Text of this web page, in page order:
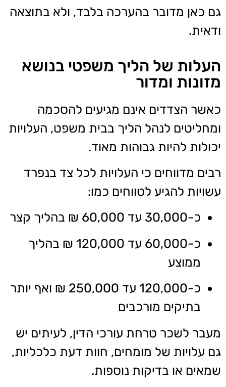
גם כאן מדובר בהערכה בלבד, ולא בתוצאה
ודאית.
העלות של הליך משפטי בנושא
מזונות ומדור
כאשר הצדדים אינם מגיעים להסכמה
ומחליטים לנהל הליך בבית משפט, העלויות
יכולות להיות גבוהות מאוד.
רבים מדווחים כי העלויות לכל צד בנפרד
עשויות להגיע לטווחים כמו:
כ-30,000 עד 60,000 ₪ בהליך קצר
כ-60,000 עד 120,000 ₪ בהליך
ממוצע
כ-120,000 עד 250,000 ₪ ואף יותר
בתיקים מורכבים
מעבר לשכר טרחת עורכי הדין, לעיתים יש
גם עלויות של מומחים, חוות דעת כלכליות,
שמאים או בדיקות נוספות.